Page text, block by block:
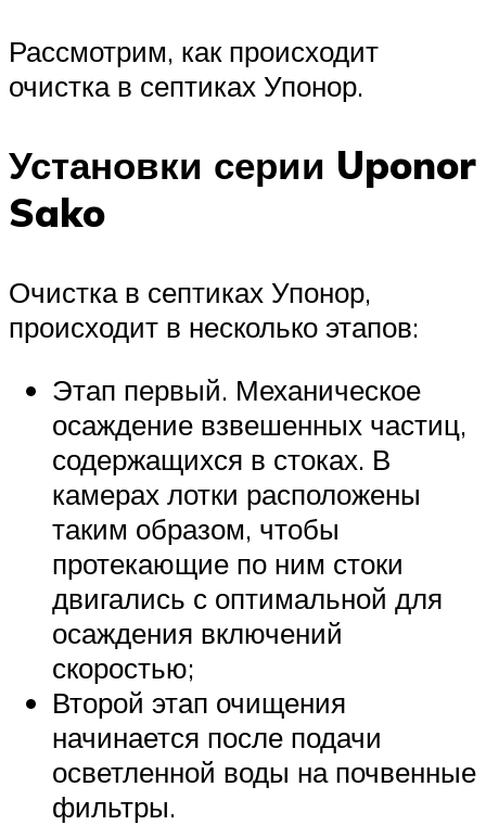
Рассмотрим, как происходит
очистка в септиках Упонор.
Установки серии Uponor
Sako
Очистка в септиках Упонор,
происходит в несколько этапов:
Этап первый. Механическое
осаждение взвешенных частиц,
содержащихся в стоках. В
камерах лотки расположены
таким образом, чтобы
протекающие по ним стоки
двигались с оптимальной для
осаждения включений
скоростью;
Второй этап очищения
начинается после подачи
осветленной воды на почвенные
фильтры.